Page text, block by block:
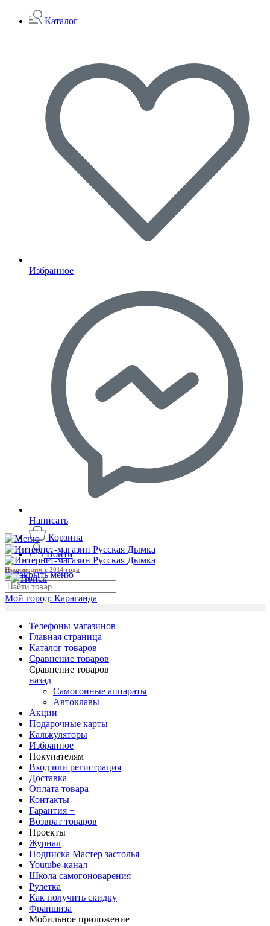
Каталог
Избранное
Написать
Корзина
Войти
Производим с 2014 года
Мой город: Караганда
Телефоны магазинов
Главная страница
Каталог товаров
Сравнение товаров
Сравнение товаров
назад
Самогонные аппараты
Автоклавы
Акции
Подарочные карты
Калькуляторы
Избранное
Покупателям
Вход или регистрация
Доставка
Оплата товара
Контакты
Гарантия +
Возврат товаров
Проекты
Журнал
Подписка Мастер застолья
Youtube-канал
Школа самогоноварения
Рулетка
Как получить скидку
Франшиза
Мобильное приложение